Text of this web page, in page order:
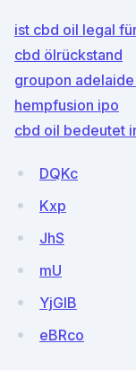
ist cbd oil legal
cbd ölrückstand
groupon
hempfusion ipo
cbd oil bedeutet
DQKc
Kxp
JhS
mU
YjGlB
eBRco